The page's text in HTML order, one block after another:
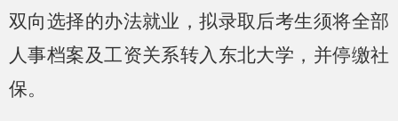
双向选择的办法就业，拟录取后考生须将全部
人事档案及工资关系转入东北大学，并停缴社
保。